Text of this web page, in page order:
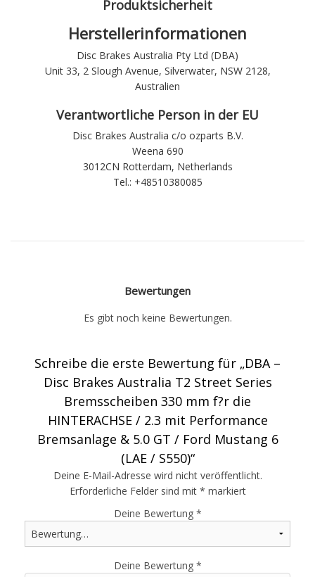
Produktsicherheit
Herstellerinformationen
Disc Brakes Australia Pty Ltd (DBA)
Unit 33, 2 Slough Avenue, Silverwater, NSW 2128,
Australien
Verantwortliche Person in der EU
Disc Brakes Australia c/o ozparts B.V.
Weena 690
3012CN Rotterdam, Netherlands
Tel.: +48510380085
Bewertungen
Es gibt noch keine Bewertungen.
Schreibe die erste Bewertung für „DBA –
Disc Brakes Australia T2 Street Series
Bremsscheiben 330 mm f?r die
HINTERACHSE / 2.3 mit Performance
Bremsanlage & 5.0 GT / Ford Mustang 6
(LAE / S550)“
Deine E-Mail-Adresse wird nicht veröffentlicht.
Erforderliche Felder sind mit * markiert
Deine Bewertung *
Deine Bewertung *